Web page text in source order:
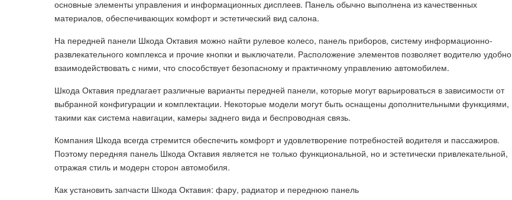
основные элементы управления и информационных дисплеев. Панель обычно выполнена из качественных
материалов, обеспечивающих комфорт и эстетический вид салона.
На передней панели Шкода Октавия можно найти рулевое колесо, панель приборов, систему информационно-
развлекательного комплекса и прочие кнопки и выключатели. Расположение элементов позволяет водителю удобно
взаимодействовать с ними, что способствует безопасному и практичному управлению автомобилем.
Шкода Октавия предлагает различные варианты передней панели, которые могут варьироваться в зависимости от
выбранной конфигурации и комплектации. Некоторые модели могут быть оснащены дополнительными функциями,
такими как система навигации, камеры заднего вида и беспроводная связь.
Компания Шкода всегда стремится обеспечить комфорт и удовлетворение потребностей водителя и пассажиров.
Поэтому передняя панель Шкода Октавия является не только функциональной, но и эстетически привлекательной,
отражая стиль и модерн сторон автомобиля.
Как установить запчасти Шкода Октавия: фару, радиатор и переднюю панель